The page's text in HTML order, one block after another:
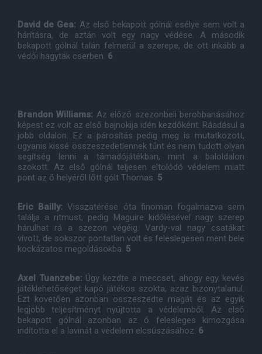
David de Gea: Az első bekapott gólnál esélye sem volt a
hárításra, de aztán volt egy nagy védése. A második
bekapott gólnál talán felmerül a szerepe, de ott inkább a
védői hagyták cserben. 6
Brandon Williams: Az előző szezonbeli berobbanásához
képest ez volt az első bajnokija idén kezdőként. Ráadásul a
jobb oldalon. Ez a párosítás pedig meg is mutatkozott,
ugyanis kissé összeszedetlennek tűnt és nem tudott olyan
segítség lenni a támadójátékban, mint a baloldalon
szokott. Az első gólnál teljesen eltolódó védelem miatt
pont az ő helyéről lőtt gólt Thomas. 5
Eric Bailly:Visszatérése óta finoman fogalmazva sem
találja a ritmust, pedig Maguire kidőlésével nagy szerep
hárulhat rá a szezon végéig. Vardy-val nagy csatákat
vívott, de sokszor pontatlan volt és feleslegesen ment bele
kockázatos megoldásokba. 5
Axel Tuanzebe: Úgy kezdte a meccset, ahogy egy kevés
játéklehetőséget kapó játékos szokta, azaz bizonytalanul.
Ezt követően azonban összeszedte magát és az egyik
legjobb teljesítményt nyújtotta a védelemből. Az első
bekapott gólnál azonban az ő felesleges kimozgása
indította el a lavinát a védelem elcsúszásához. 6